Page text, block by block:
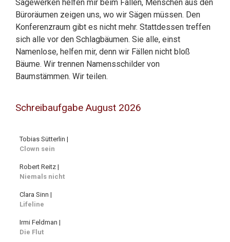
Sägewerken helfen mir beim Fällen, Menschen aus den
Büroräumen zeigen uns, wo wir Sägen müssen. Den
Konferenzraum gibt es nicht mehr. Stattdessen treffen
sich alle vor den Schlagbäumen. Sie alle, einst
Namenlose, helfen mir, denn wir Fällen nicht bloß
Bäume. Wir trennen Namensschilder von
Baumstämmen. Wir teilen.
Schreibaufgabe August 2026
Tobias Sütterlin |
Clown sein
Robert Reitz |
Niemals nicht
Clara Sinn |
Lifeline
Irmi Feldman |
Die Flut